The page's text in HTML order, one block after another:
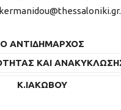
Ο ΑΝΤΙΔΗΜΑΡΧΟΣ
ΚΑΙ
Κ.ΙΑΚΩΒΟΥ